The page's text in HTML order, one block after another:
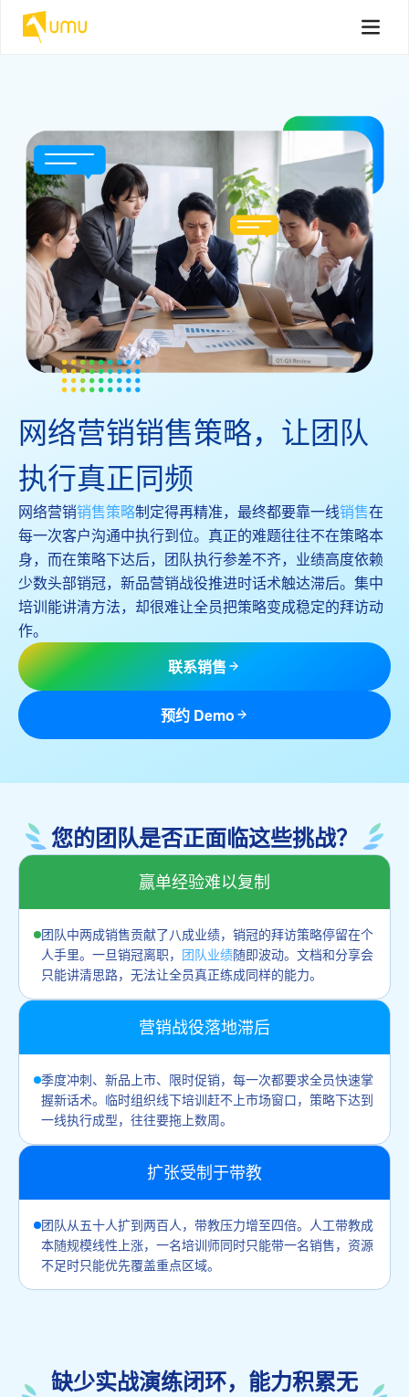
网络营销销售策略，让团队
执行真正同频
网络营销销售策略制定得再精准，最终都要靠一线销售在
每一次客户沟通中执行到位。真正的难题往往不在策略本
身，而在策略下达后，团队执行参差不齐，业绩高度依赖
少数头部销冠，新品营销战役推进时话术触达滞后。集中
培训能讲清方法，却很难让全员把策略变成稳定的拜访动
作。
联系销售
预约 Demo
您的团队是否正面临这些挑战？
赢单经验难以复制
团队中两成销售贡献了八成业绩，销冠的拜访策略停留在个
人手里。一旦销冠离职， 团队业绩随即波动。文档和分享会
只能讲清思路，无法让全员真正练成同样的能力。
营销战役落地滞后
季度冲刺、新品上市、限时促销，每一次都要求全员快速掌
握新话术。临时组织线下培训赶不上市场窗口，策略下达到
一线执行成型，往往要拖上数周。
扩张受制于带教
团队从五十人扩到两百人，带教压力增至四倍。人工带教成
本随规模线性上涨，一名培训师同时只能带一名销售，资源
不足时只能优先覆盖重点区域。
缺少实战演练闭环，能力积累无